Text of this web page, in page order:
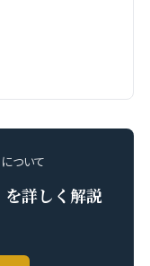
ついて
を詳しく解説